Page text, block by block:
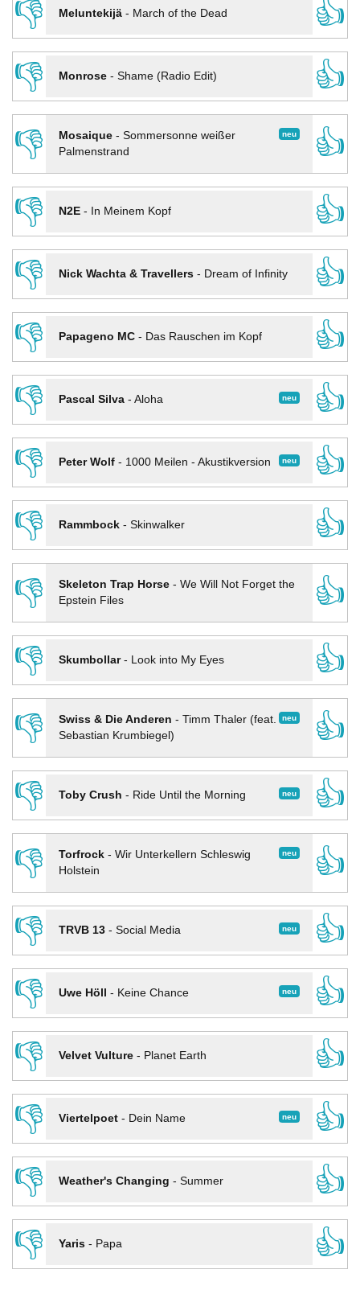
👎
Meluntekijä- March of the Dead
👍
👎
Monrose- Shame (Radio Edit)
👍
👎
neu
Mosaique- Sommersonne weißer
Palmenstrand
👍
👎
N2E- In Meinem Kopf
👍
👎
Nick Wachta & Travellers- Dream of Infinity
👍
👎
Papageno MC- Das Rauschen im Kopf
👍
👎
neu
Pascal Silva- Aloha
👍
👎
neu
Peter Wolf- 1000 Meilen - Akustikversion
👍
👎
Rammbock- Skinwalker
👍
👎
Skeleton Trap Horse- We Will Not Forget the
Epstein Files
👍
👎
Skumbollar- Look into My Eyes
👍
👎
neu
Swiss & Die Anderen - Timm Thaler (feat.
Sebastian Krumbiegel)
👍
👎
neu
Toby Crush - Ride Until the Morning
👍
👎
neu
Torfrock- Wir Unterkellern Schleswig
Holstein
👍
👎
neu
TRVB 13- Social Media
👍
👎
neu
Uwe Höll - Keine Chance
👍
👎
Velvet Vulture- Planet Earth
👍
👎
neu
Viertelpoet- Dein Name
👍
👎
Weather's Changing - Summer
👍
👎
Yaris- Papa 👍